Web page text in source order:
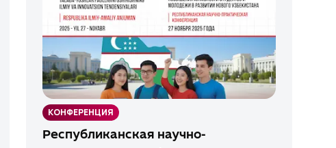
КОНФЕРЕНЦИЯ
Республиканская научно-